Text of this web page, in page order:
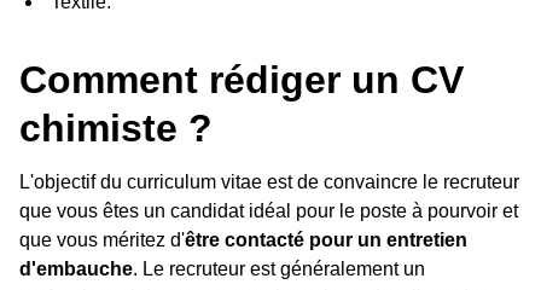
Comment rédiger un CV
chimiste ?
L'objectif du curriculum vitae est de convaincre le recruteur
que vous êtes un candidat idéal pour le poste à pourvoir et
que vous méritez d'être contacté pour un entretien
d'embauche. Le recruteur est généralement un